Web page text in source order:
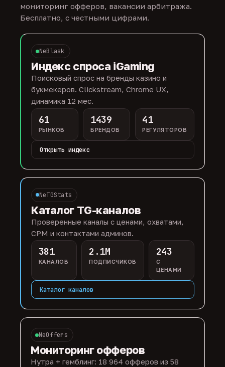
мониторинг офферов, вакансии арбитража.
Бесплатно, с честными цифрами.
NeBlask
Индекс спроса iGaming
Поисковый спрос на бренды казино и
букмекеров. Clickstream, Chrome UX,
динамика 12 мес.
61
РЫНКОВ
1439
БРЕНДОВ
41
РЕГУЛЯТОРОВ
Открыть индекс
NeTGStats
Каталог TG-каналов
Проверенные каналы с ценами, охватами,
CPM и контактами админов.
381
КАНАЛОВ
2.1M
ПОДПИСЧИКОВ
243
С
ЦЕНАМИ
Каталог каналов
NeOffers
Мониторинг офферов
Нутра + гемблинг: 18 964 офферов из 58